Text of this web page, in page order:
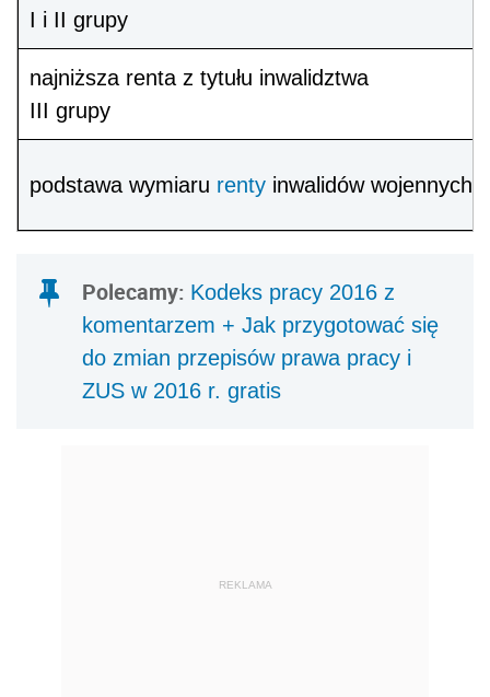
I i II grupy
najniższa renta z tytułu inwalidztwa
III grupy
podstawa wymiaru renty inwalidów wojennych
Polecamy: Kodeks pracy 2016 z
komentarzem + Jak przygotować się
do zmian przepisów prawa pracy i
ZUS w 2016 r. gratis
REKLAMA